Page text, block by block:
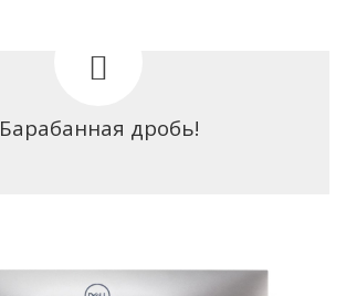
Барабанная дробь!